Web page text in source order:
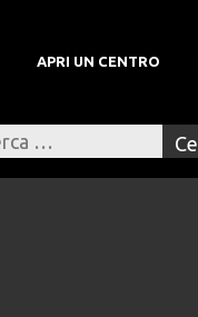
APRI UN CENTRO